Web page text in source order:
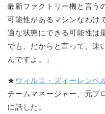
最新ファクトリー機と言う
可能性があるマシンなわけ
適な状態にできる可能性は
でも、だからと言って、速
んですよ。」
★ウィルコ・ズィーレンベ
チームマネージャー、元プ
に話した。